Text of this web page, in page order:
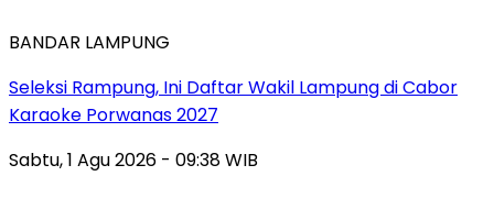
BANDAR LAMPUNG
Seleksi Rampung, Ini Daftar Wakil Lampung di Cabor
Karaoke Porwanas 2027
Sabtu, 1 Agu 2026 - 09:38 WIB